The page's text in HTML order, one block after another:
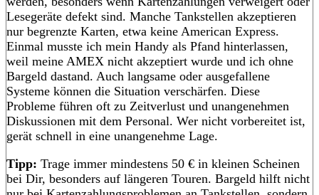
Lesegeräte defekt sind. Manche Tankstellen akzeptieren
nur begrenzte Karten, etwa keine American Express.
Einmal musste ich mein Handy als Pfand hinterlassen,
weil meine AMEX nicht akzeptiert wurde und ich ohne
Bargeld dastand. Auch langsame oder ausgefallene
Systeme können die Situation verschärfen. Diese
Probleme führen oft zu Zeitverlust und unangenehmen
Diskussionen mit dem Personal. Wer nicht vorbereitet ist,
gerät schnell in eine unangenehme Lage.
Tipp: Trage immer mindestens 50 € in kleinen Scheinen
bei Dir, besonders auf längeren Touren. Bargeld hilft nicht